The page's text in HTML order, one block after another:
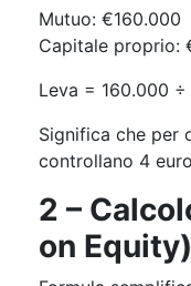
Mutuo: €160.000
Capitale proprio:
Leva = 160.000
Significa che per
controllano 4
2 –
on